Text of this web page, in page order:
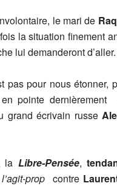
le mari de
la situation finement
lui demanderont
pas pour nous
pointe dernièrement
grand écrivain russe
la Libre-Pensée,
l’agit-prop contre